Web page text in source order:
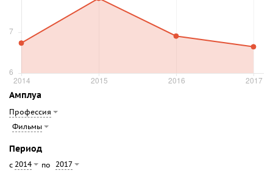
Амплуа
Профессия
Фильмы
Период
с 2014 по 2017